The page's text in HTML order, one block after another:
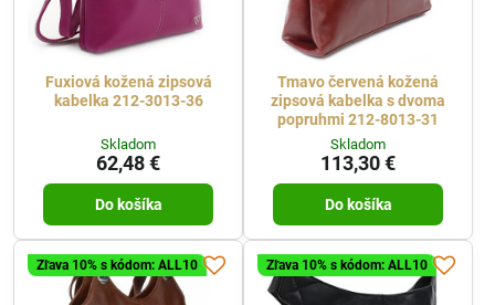
Fuxiová kožená zipsová
kabelka 212-3013-36
Skladom
62,48 €
Do košíka
Tmavo červená kožená
zipsová kabelka s dvoma
popruhmi 212-8013-31
Skladom
113,30 €
Do košíka
Zľava 10% s kódom: ALL10 Zľava 10% s kódom: ALL10